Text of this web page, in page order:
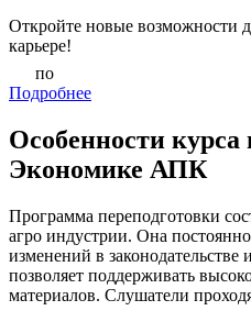
Откройте новые возможности
карьере!
по
Подробнее
Особенности курса
Экономике АПК
Программа переподготовки
агро индустрии. Она
изменений в
позволяет поддерживать
материалов. Слушатели